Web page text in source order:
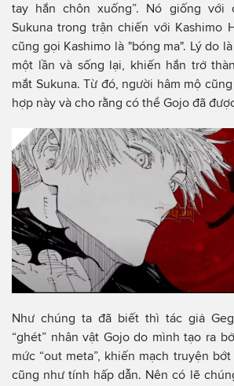
tay hắn chôn xuống”. Nó giống với
Sukuna trong trận chiến với Kashimo
cũng gọi Kashimo là "bóng ma". Lý do
một lần và sống lại, khiến hắn trở
mắt Sukuna. Từ đó, người hâm mộ
hợp này và cho rằng có thể Gojo đã
Như chúng ta đã biết thì tác giả
“ghét” nhân vật Gojo do mình tạo ra
mức “out meta”, khiến mạch truyện
cũng như tính hấp dẫn. Nên có lẽ